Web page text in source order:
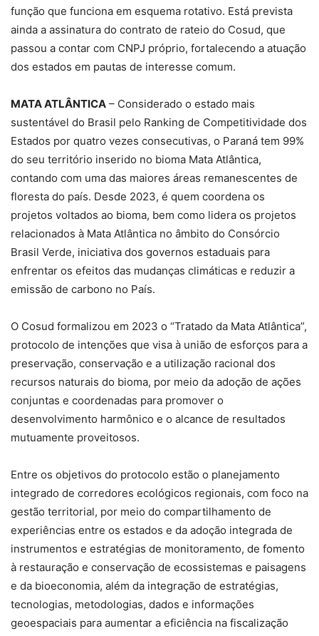
função que funciona em esquema rotativo. Está prevista
ainda a assinatura do contrato de rateio do Cosud, que
passou a contar com CNPJ próprio, fortalecendo a atuação
dos estados em pautas de interesse comum.
MATA ATLÂNTICA – Considerado o estado mais
sustentável do Brasil pelo Ranking de Competitividade dos
Estados por quatro vezes consecutivas, o Paraná tem 99%
do seu território inserido no bioma Mata Atlântica,
contando com uma das maiores áreas remanescentes de
floresta do país. Desde 2023, é quem coordena os
projetos voltados ao bioma, bem como lidera os projetos
relacionados à Mata Atlântica no âmbito do Consórcio
Brasil Verde, iniciativa dos governos estaduais para
enfrentar os efeitos das mudanças climáticas e reduzir a
emissão de carbono no País.
O Cosud formalizou em 2023 o “Tratado da Mata Atlântica”,
protocolo de intenções que visa à união de esforços para a
preservação, conservação e a utilização racional dos
recursos naturais do bioma, por meio da adoção de ações
conjuntas e coordenadas para promover o
desenvolvimento harmônico e o alcance de resultados
mutuamente proveitosos.
Entre os objetivos do protocolo estão o planejamento
integrado de corredores ecológicos regionais, com foco na
gestão territorial, por meio do compartilhamento de
experiências entre os estados e da adoção integrada de
instrumentos e estratégias de monitoramento, de fomento
à restauração e conservação de ecossistemas e paisagens
e da bioeconomia, além da integração de estratégias,
tecnologias, metodologias, dados e informações
geoespaciais para aumentar a eficiência na fiscalização